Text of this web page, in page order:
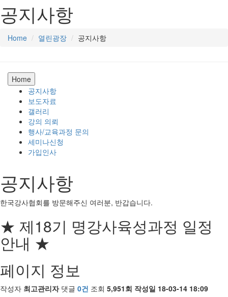
공지사항
Home 열린광장 공지사항
Home
공지사항
보도자료
갤러리
강의 의뢰
행사/교육과정 문의
세미나신청
가입인사
공지사항
한국강사협회를 방문해주신 여러분, 반갑습니다.
★ 제18기 명강사육성과정 일정
안내 ★
페이지 정보
작성자 최고관리자 댓글 0건 조회 5,951회 작성일 18-03-14 18:09